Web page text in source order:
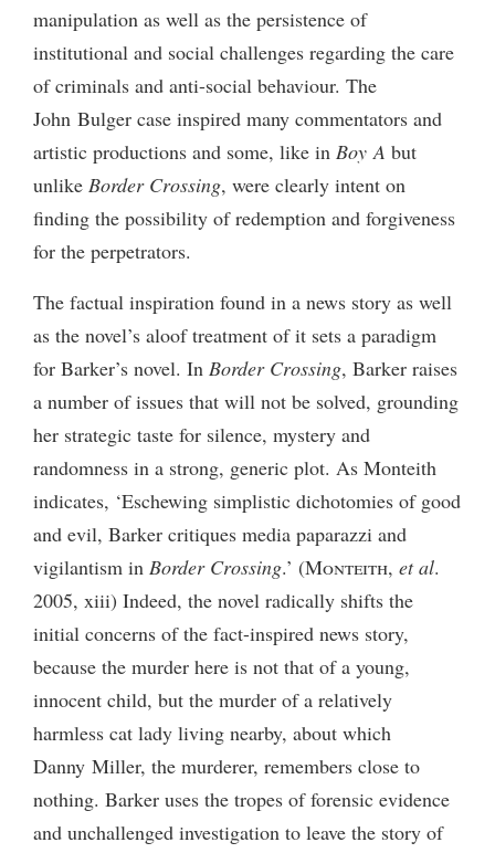
manipulation as well as the persistence of
institutional and social challenges regarding the care
of criminals and anti-social behaviour. The
John Bulger case inspired many commentators and
artistic productions and some, like in Boy A but
unlike Border Crossing, were clearly intent on
finding the possibility of redemption and forgiveness
for the perpetrators.
The factual inspiration found in a news story as well
as the novel’s aloof treatment of it sets a paradigm
for Barker’s novel. In Border Crossing, Barker raises
a number of issues that will not be solved, grounding
her strategic taste for silence, mystery and
randomness in a strong, generic plot. As Monteith
indicates, ‘Eschewing simplistic dichotomies of good
and evil, Barker critiques media paparazzi and
vigilantism in Border Crossing.’ (Monteith, et al.
2005, xiii) Indeed, the novel radically shifts the
initial concerns of the fact-inspired news story,
because the murder here is not that of a young,
innocent child, but the murder of a relatively
harmless cat lady living nearby, about which
Danny Miller, the murderer, remembers close to
nothing. Barker uses the tropes of forensic evidence
and unchallenged investigation to leave the story of